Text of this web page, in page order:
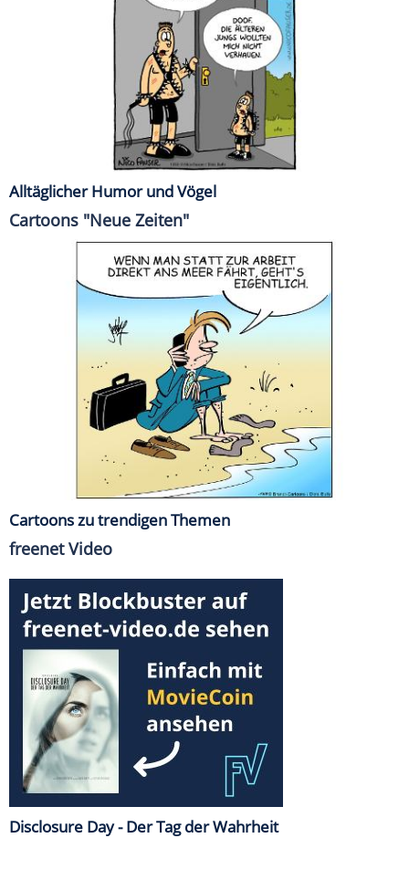
Alltäglicher Humor und Vögel
Cartoons "Neue Zeiten"
Cartoons zu trendigen Themen
freenet Video
Disclosure Day - Der Tag der Wahrheit